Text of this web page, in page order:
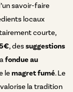
savoir-faire
locaux
courte,
, dessuggestions
fondue au
lemagret fumé. Le
la tradition